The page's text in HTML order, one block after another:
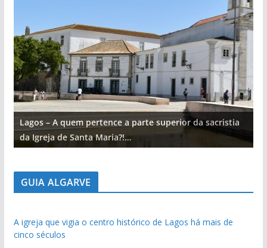
Lagos – A quem pertence a parte superior da sacristia
da Igreja de Santa Maria?!…
GUIA ALGARVE
A igreja que vigia o centro histórico de Lagos há mais de
cinco séculos